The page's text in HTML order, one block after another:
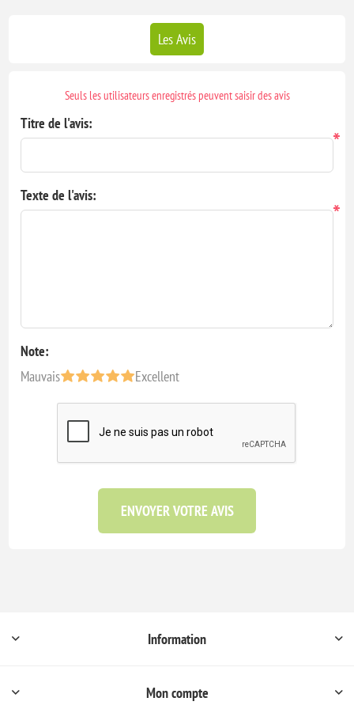
macérat de camomille, macérat de calendula, glycérine naturelle
végétale, Synergie d'huiles essentielles anti insecte , apaisantes et
Compléter le soin avec le savon soin pour équidés et le pschiit
blessures dues aux grattages.
EXISTE AVEC OU SANS HUILE ESSENTIELLE.
Les Avis
Seuls les utilisateurs enregistrés peuvent saisir des avis
Titre de l'avis:
*
Texte de l'avis:
*
Note:
Mauvais
Excellent
ENVOYER VOTRE AVIS
Information
Mon compte